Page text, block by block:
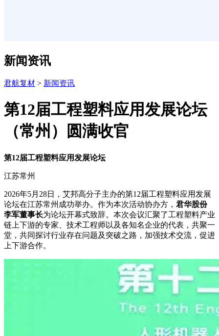
新闻资讯
君航复材 > 新闻资讯
第12届工程塑料应用发展论坛
（常州）圆满收官
第12届工程塑料应用发展论坛
江苏常州
2026年5月28日，艾邦高分子主办的第12届工程塑料应用发展
论坛在江苏常州成功举办。作为本次活动协办方， 君华股份
李军董事长为论坛开幕式致辞。本次会议汇聚了工程塑料产业
链上下游的专家、技术工程师以及各知名企业的代表，共聚一
堂，共同探讨行业存在问题及突破之路，加强技术交流，促进
上下游合作。